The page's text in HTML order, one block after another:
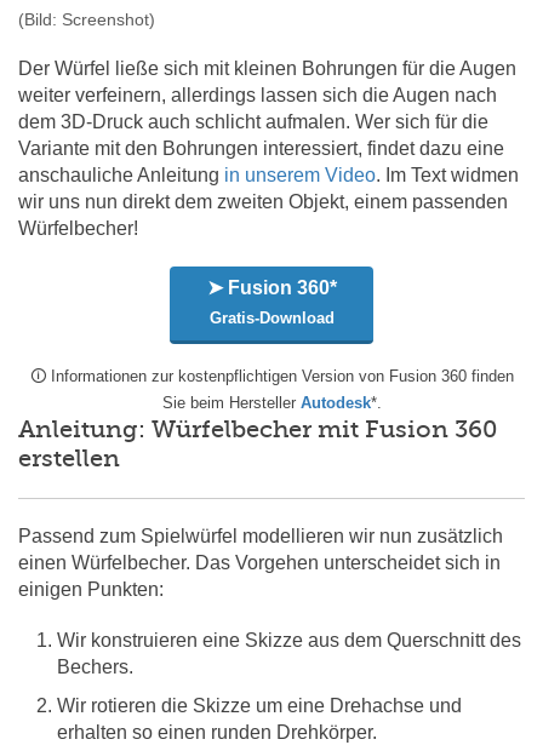
(Bild: Screenshot)
Der Würfel ließe sich mit kleinen Bohrungen für die Augen
weiter verfeinern, allerdings lassen sich die Augen nach
dem 3D-Druck auch schlicht aufmalen. Wer sich für die
Variante mit den Bohrungen interessiert, findet dazu eine
anschauliche Anleitung in unserem Video. Im Text widmen
wir uns nun direkt dem zweiten Objekt, einem passenden
Würfelbecher!
➤ Fusion 360*
Gratis-Download
🛈 Informationen zur kostenpflichtigen Version von Fusion 360 finden
Sie beim Hersteller Autodesk*.
Anleitung: Würfelbecher mit Fusion 360
erstellen
Passend zum Spielwürfel modellieren wir nun zusätzlich
einen Würfelbecher. Das Vorgehen unterscheidet sich in
einigen Punkten:
Wir konstruieren eine Skizze aus dem Querschnitt des
Bechers.
Wir rotieren die Skizze um eine Drehachse und
erhalten so einen runden Drehkörper.